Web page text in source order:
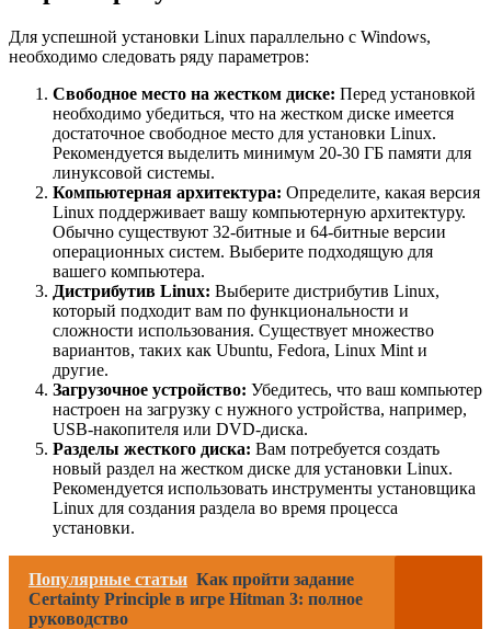
Для успешной установки Linux параллельно с Windows,
необходимо следовать ряду параметров:
Свободное место на жестком диске: Перед установкой
необходимо убедиться, что на жестком диске имеется
достаточное свободное место для установки Linux.
Рекомендуется выделить минимум 20-30 ГБ памяти для
линуксовой системы.
Компьютерная архитектура: Определите, какая версия
Linux поддерживает вашу компьютерную архитектуру.
Обычно существуют 32-битные и 64-битные версии
операционных систем. Выберите подходящую для
вашего компьютера.
Дистрибутив Linux: Выберите дистрибутив Linux,
который подходит вам по функциональности и
сложности использования. Существует множество
вариантов, таких как Ubuntu, Fedora, Linux Mint и
другие.
Загрузочное устройство: Убедитесь, что ваш компьютер
настроен на загрузку с нужного устройства, например,
USB-накопителя или DVD-диска.
Разделы жесткого диска: Вам потребуется создать
новый раздел на жестком диске для установки Linux.
Рекомендуется использовать инструменты установщика
Linux для создания раздела во время процесса
установки.
Популярные статьи Как пройти задание
Certainty Principle в игре Hitman 3: полное
руководство